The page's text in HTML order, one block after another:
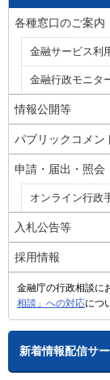
各種窓口のご案内
金融サービス利
金融行政モニタ
情報公開等
パブリックコメン
申請・届出・照会
オンライン行政
入札公告等
採用情報
金融庁の行政相談に
相談」への対応につ
新着情報配信サ